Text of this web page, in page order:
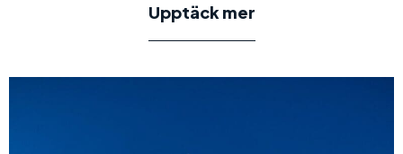
Upptäck mer